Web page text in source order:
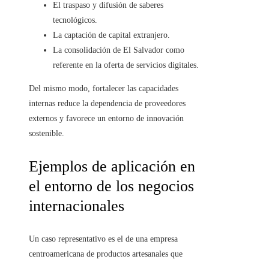
El traspaso y difusión de saberes
tecnológicos.
La captación de capital extranjero.
La consolidación de El Salvador como
referente en la oferta de servicios digitales.
Del mismo modo, fortalecer las capacidades
internas reduce la dependencia de proveedores
externos y favorece un entorno de innovación
sostenible.
Ejemplos de aplicación en
el entorno de los negocios
internacionales
Un caso representativo es el de una empresa
centroamericana de productos artesanales que